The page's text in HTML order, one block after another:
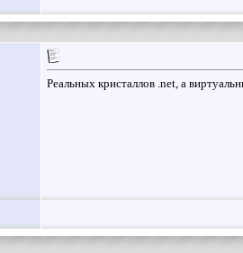
Реальных кристаллов .net, а